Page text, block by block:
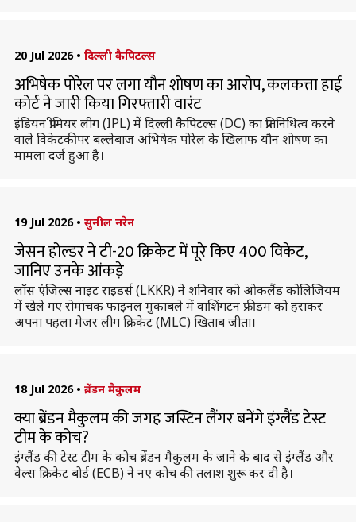
20 Jul 2026 • दिल्ली कैपिटल्स
अभिषेक पोरेल पर लगा यौन शोषण का आरोप, कलकत्ता हाई
कोर्ट ने जारी किया गिरफ्तारी वारंट
इंडियन प्रीमियर लीग (IPL) में दिल्ली कैपिटल्स (DC) का प्रतिनिधित्व करने
वाले विकेटकीपर बल्लेबाज अभिषेक पोरेल के खिलाफ यौन शोषण का
मामला दर्ज हुआ है।
19 Jul 2026 • सुनील नरेन
जेसन होल्डर ने टी-20 क्रिकेट में पूरे किए 400 विकेट,
जानिए उनके आंकड़े
लॉस एंजिल्स नाइट राइडर्स (LKKR) ने शनिवार को ओकलैंड कोलिजियम
में खेले गए रोमांचक फाइनल मुकाबले में वाशिंगटन फ्रीडम को हराकर
अपना पहला मेजर लीग क्रिकेट (MLC) खिताब जीता।
18 Jul 2026 • ब्रेंडन मैकुलम
क्या ब्रेंडन मैकुलम की जगह जस्टिन लैंगर बनेंगे इंग्लैंड टेस्ट
टीम के कोच?
इंग्लैंड की टेस्ट टीम के कोच ब्रेंडन मैकुलम के जाने के बाद से इंग्लैंड और
वेल्स क्रिकेट बोर्ड (ECB) ने नए कोच की तलाश शुरू कर दी है।